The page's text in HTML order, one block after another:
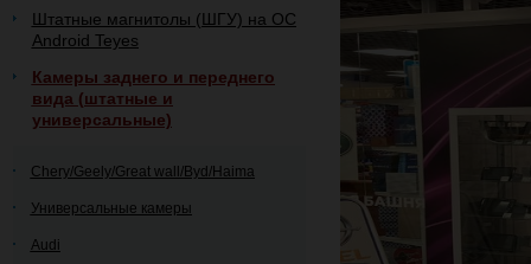
Штатные магнитолы (ШГУ) на ОС
Android Teyes
Камеры заднего и переднего
вида (штатные и
универсальные)
Chery/Geely/Great wall/Byd/Haima
Универсальные камеры
Audi